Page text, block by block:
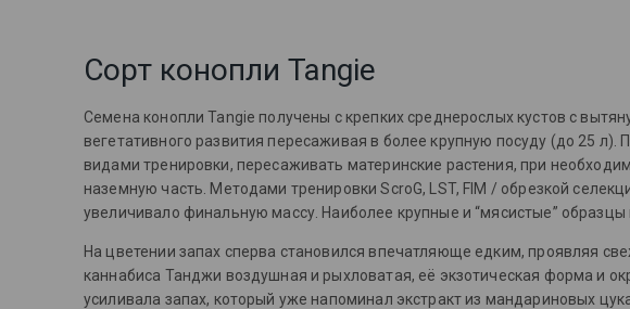
Сорт конопли Tangie
Семена конопли Tangie получены с крепких среднерослых кустов с
вегетативного развития пересаживая в более крупную посуду (до 25
видами тренировки, пересаживать материнские растения, при
наземную часть. Методами тренировки ScroG, LST, FIM / обрезкой
увеличивало финальную массу. Наиболее крупные и “мясистые”
На цветении запах сперва становился впечатляюще едким, проявляя
каннабиса Танджи воздушная и рыхловатая, её экзотическая форма и
усиливала запах, который уже напоминал экстракт из мандариновых